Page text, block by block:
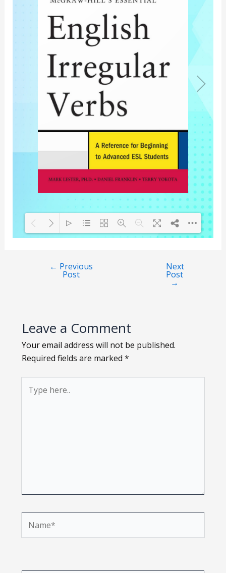
← Previous
Post
Next
Post
→
Leave a Comment
Your email address will not be published.
Required fields are marked *
here..